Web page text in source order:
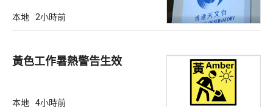
本地 2小時前
黃色工作暑熱警告生效
本地 4小時前